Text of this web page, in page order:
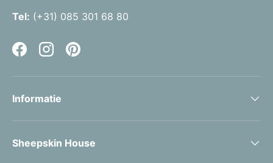
Tel: (+31) 085 301 68 80
FacebookInstagramPinterest
Informatie
Sheepskin House